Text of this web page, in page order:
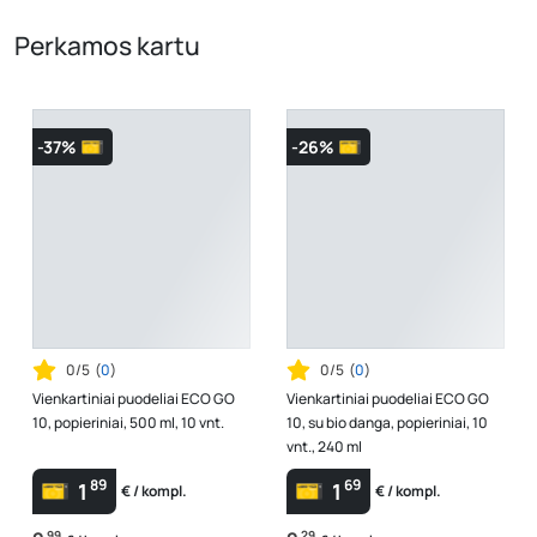
Perkamos kartu
-37%
0/5 (0)
Vienkartiniai puodeliai ECO GO
10, popieriniai, 500 ml, 10 vnt.
1 89 € / kompl.
-26%
0/5 (0)
Vienkartiniai puodeliai ECO GO
10, su bio danga, popieriniai, 10
vnt., 240 ml
1 69 € / kompl.